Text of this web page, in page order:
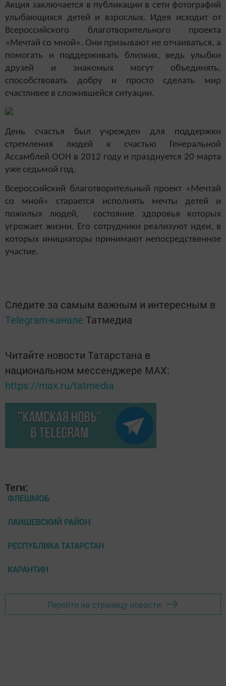
Акция заключается в публикации в сети фотографий
улыбающихся детей и взрослых. Идея исходит от
Всероссийского благотворительного проекта
«Мечтай со мной». Они призывают не отчаиваться, а
помогать и поддерживать близких, ведь улыбки
друзей и знакомых могут объединять,
способствовать добру и просто сделать мир
счастливее в сложившейся ситуации.
День счастья был учрежден для поддержки
стремления людей к счастью Генеральной
Ассамблей ООН в 2012 году и празднуется 20 марта
уже седьмой год.
Всероссийский благотворительный проект «Мечтай
со мной» старается исполнять мечты детей и
пожилых людей, состояние здоровья которых
угрожает жизни. Его сотрудники реализуют идеи, в
которых инициаторы принимают непосредственное
участие.
Следите за самым важным и интересным в
Telegram-канале Татмедиа
Читайте новости Татарстана в
национальном мессенджере MАХ:
https://max.ru/tatmedia
Теги:
ФЛЕШМОБ
ЛАИШЕВСКИЙ РАЙОН
РЕСПУБЛИКА ТАТАРСТАН
КАРАНТИН
Перейти на страницу новости